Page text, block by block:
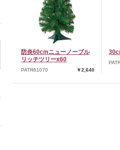
防炎60cmニューノーブル
リッチツリーx60
PATR61070 ￥2,640